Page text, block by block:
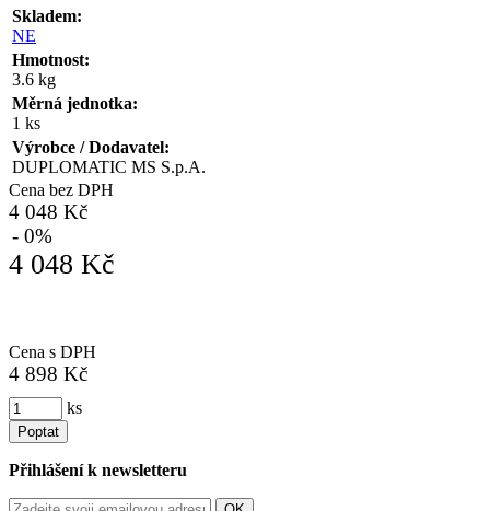
Skladem:
NE
Hmotnost:
3.6 kg
Měrná jednotka:
1 ks
Výrobce / Dodavatel:
DUPLOMATIC MS S.p.A.
Cena bez DPH
4 048 Kč
- 0%
4 048 Kč
Cena s DPH
4 898 Kč
ks
Poptat
Přihlášení k newsletteru